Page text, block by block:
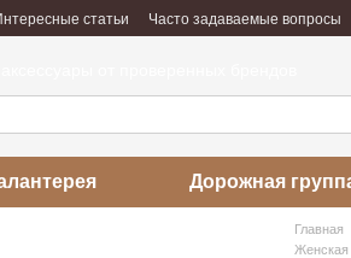
статьи Часто задаваемые вопросы
Дорожная
Главная
Женская